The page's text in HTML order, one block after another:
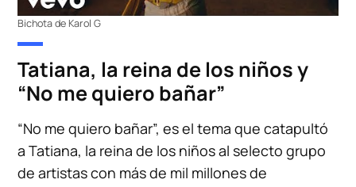
Bichota de Karol G
Tatiana, la reina de los niños y
“No me quiero bañar”
“No me quiero bañar”, es el tema que catapultó
a Tatiana, la reina de los niños al selecto grupo
de artistas con más de mil millones de